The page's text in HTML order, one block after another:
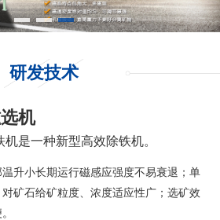
研发技术
机
是一种新型高效除铁机。
升小长期运行磁感应强度不易衰退；单
矿石给矿粒度、浓度适应性广；选矿效